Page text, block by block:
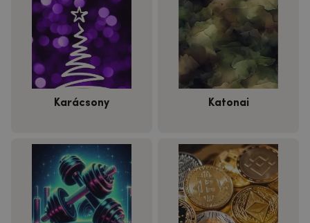
Karácsony Katonai